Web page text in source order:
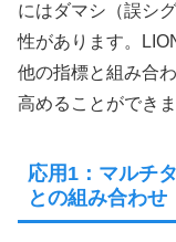
にはダマシ（誤シ
性があります。
他の指標と組み合
高めることができま
応用1：マルチ
との組み合わせ